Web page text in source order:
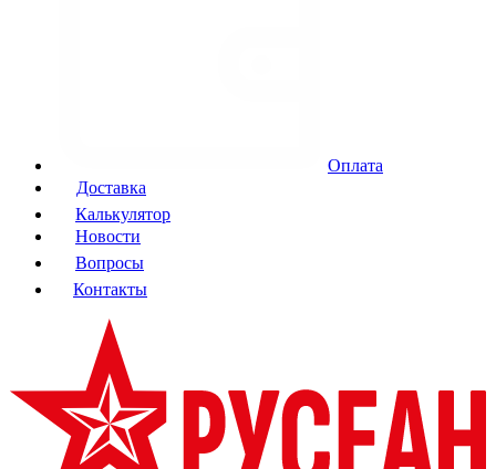
Оплата
Доставка
Калькулятор
Новости
Вопросы
Контакты